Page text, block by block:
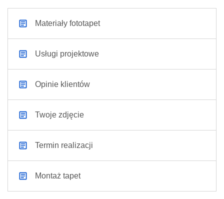
Materiały fototapet
Usługi projektowe
Opinie klientów
Twoje zdjęcie
Termin realizacji
Montaż tapet